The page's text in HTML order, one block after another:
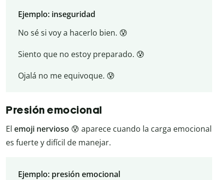
Ejemplo: inseguridad
No sé si voy a hacerlo bien. 😰
Siento que no estoy preparado. 😰
Ojalá no me equivoque. 😰
Presión emocional
El emoji nervioso 😰 aparece cuando la carga emocional
es fuerte y difícil de manejar.
Ejemplo: presión emocional